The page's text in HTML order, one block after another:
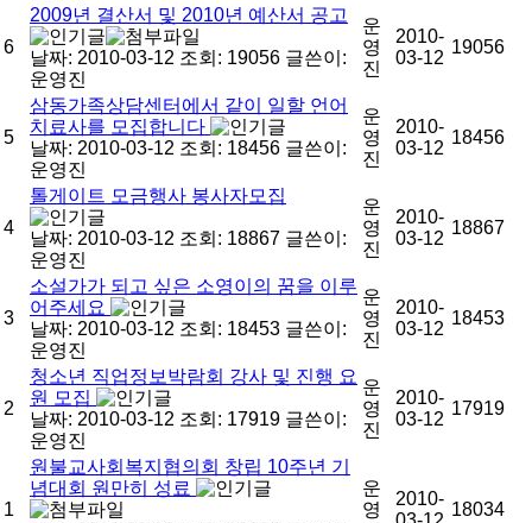
6
2009년 결산서 및 2010년 예산서 공고
날짜: 2010-03-12 조회: 19056 글쓴이:
운영진
운
영
진
2010-
03-12
19056
5
삼동가족상담센터에서 같이 일할 언어
치료사를 모집합니다
날짜: 2010-03-12 조회: 18456 글쓴이:
운영진
운
영
진
2010-
03-12
18456
4
톨게이트 모금행사 봉사자모집
날짜: 2010-03-12 조회: 18867 글쓴이:
운영진
운
영
진
2010-
03-12
18867
3
소설가가 되고 싶은 소영이의 꿈을 이루
어주세요
날짜: 2010-03-12 조회: 18453 글쓴이:
운영진
운
영
진
2010-
03-12
18453
2
청소년 직업정보박람회 강사 및 진행 요
원 모집
날짜: 2010-03-12 조회: 17919 글쓴이:
운영진
운
영
진
2010-
03-12
17919
1
원불교사회복지협의회 창립 10주년 기
념대회 원만히 성료
운
영
2010-
18034